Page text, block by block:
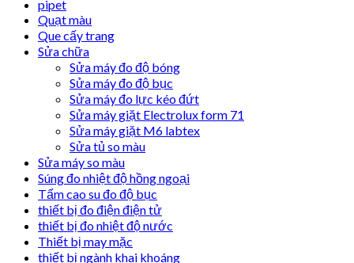
pipet
Quạt màu
Que cấy trang
Sửa chữa
Sửa máy đo độ bóng
Sửa máy đo độ bục
Sửa máy đo lực kéo đứt
Sửa máy giặt Electrolux form 71
Sửa máy giặt M6 labtex
Sửa tủ so màu
Sửa máy so màu
Súng đo nhiệt độ hồng ngoại
Tấm cao su đo độ bục
thiết bị đo điện điện tử
thiết bị đo nhiệt độ nước
Thiết bị may mặc
thiết bị ngành khai khoáng